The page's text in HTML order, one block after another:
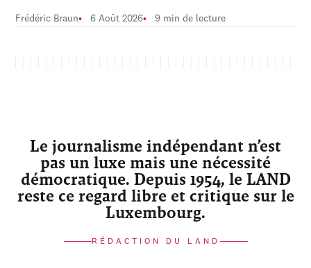
Frédéric Braun 6 Août 2026 9 min de lecture
Le journalisme indépendant n’est
pas un luxe mais une nécessité
démocratique. Depuis 1954, le LAND
reste ce regard libre et critique sur le
Luxembourg.
RÉDACTION DU LAND